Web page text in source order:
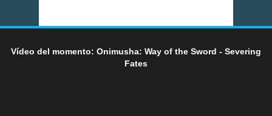
Vídeo del momento: Onimusha: Way of the Sword - Severing
Fates